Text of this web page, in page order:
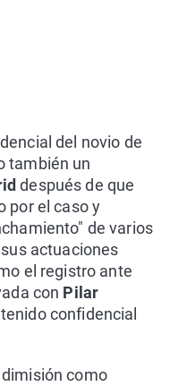
del novio de
también un
después de que
por el caso y
de varios
actuaciones
el registro ante
con Pilar
confidencial
como